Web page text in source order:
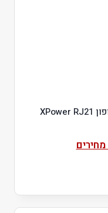
אוזניות חוטיות ל-2 אוזניים עם מיקרופון XPower RJ21